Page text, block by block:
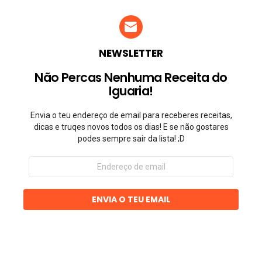
NEWSLETTER
Não Percas Nenhuma Receita do
Iguaria!
Envia o teu endereço de email para receberes receitas,
dicas e truqes novos todos os dias! E se não gostares
podes sempre sair da lista! ;D
Endereço
email
ENVIA O TEU EMAIL